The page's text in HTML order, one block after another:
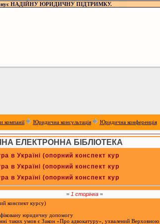
НАДІЙНУ ЮРИДИЧНУ ПІДТРИМКУ.
компанії Юридична консультація Юридична конференція
ЕЛЕКТРОННА БІБЛІОТЕКА
в Україні (опорний конспект кур
в Україні (опорний конспект кур
в Україні (опорний конспект кур
= 1 сторінка=
конспект курсу)
юридичну допомогу
таких умов є Закон «Про адвокатуру», ухвалений Верховною